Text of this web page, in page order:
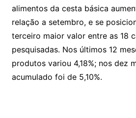
alimentos da cesta básica
relação a setembro, e se
terceiro maior valor entre as 18
pesquisadas. Nos últimos 12
produtos variou 4,18%; nos dez
acumulado foi de 5,10%.